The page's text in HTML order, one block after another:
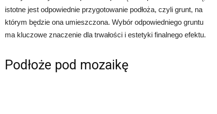
istotne jest odpowiednie przygotowanie podłoża, czyli grunt, na
którym będzie ona umieszczona. Wybór odpowiedniego gruntu
ma kluczowe znaczenie dla trwałości i estetyki finalnego efektu.
Podłoże pod mozaikę